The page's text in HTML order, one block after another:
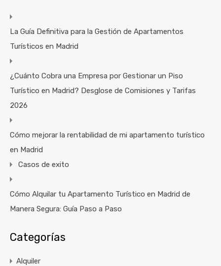
La Guía Definitiva para la Gestión de Apartamentos
Turísticos en Madrid
¿Cuánto Cobra una Empresa por Gestionar un Piso
Turístico en Madrid? Desglose de Comisiones y Tarifas
2026
Cómo mejorar la rentabilidad de mi apartamento turístico
en Madrid
Casos de exito
Cómo Alquilar tu Apartamento Turístico en Madrid de
Manera Segura: Guía Paso a Paso
Categorías
Alquiler